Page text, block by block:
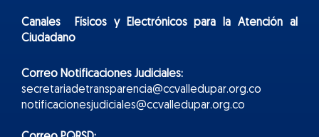
Canales Físicos yElectrónicospara la Atención al
Ciudadano
Correo Notificaciones Judiciales:
secretariadetransparencia@ccvalledupar.org.co
notificacionesjudiciales@ccvalledupar.org.co